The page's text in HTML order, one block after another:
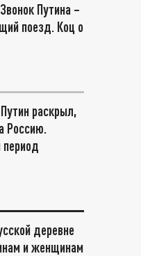
Путина –
поезд. Коц о
раскрыл,
Россию.
деревне
и женщинам